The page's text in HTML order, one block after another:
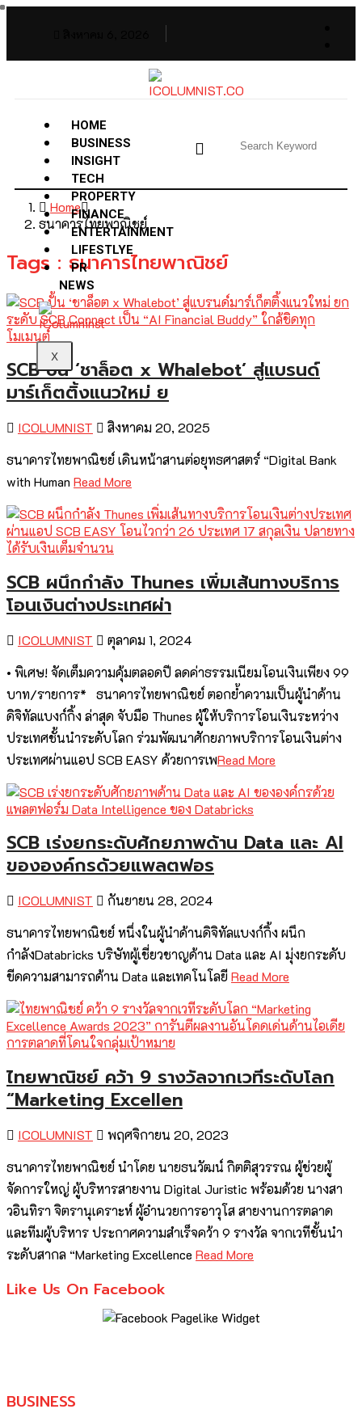
HOME
BUSINESS
INSIGHT
TECH
PROPERTY
FINANCE
ENTERTAINMENT
LIFESTLYE
PR
NEWS
X
Home
ธนาคารไทยพาณิชย์
Tags : ธนาคารไทยพาณิชย์
SCB ปั้น ‘ชาล็อต x Whalebot’ สู่แบรนด์
มาร์เก็ตติ้งแนวใหม่ ย
ICOLUMNIST
สิงหาคม 20, 2025
ธนาคารไทยพาณิชย์ เดินหน้าสานต่อยุทธศาสตร์ “Digital Bank
with Human Read More
SCB ผนึกกำลัง Thunes เพิ่มเส้นทางบริการ
โอนเงินต่างประเทศผ่า
ICOLUMNIST
ตุลาคม 1, 2024
• พิเศษ! จัดเต็มความคุ้มตลอดปี ลดค่าธรรมเนียมโอนเงินเพียง 99
บาท/รายการ* ธนาคารไทยพาณิชย์ ตอกย้ำความเป็นผู้นำด้าน
ดิจิทัลแบงก์กิ้ง ล่าสุด จับมือ Thunes ผู้ให้บริการโอนเงินระหว่าง
ประเทศชั้นนำระดับโลก ร่วมพัฒนาศักยภาพบริการโอนเงินต่าง
ประเทศผ่านแอป SCB EASY ด้วยการเพRead More
SCB เร่งยกระดับศักยภาพด้าน Data และ AI
ขององค์กรด้วยแพลตฟอร
ICOLUMNIST
กันยายน 28, 2024
ธนาคารไทยพาณิชย์ หนึ่งในผู้นำด้านดิจิทัลแบงก์กิ้ง ผนึก
กำลังDatabricks บริษัทผู้เชี่ยวชาญด้าน Data และ AI มุ่งยกระดับ
ขีดความสามารถด้าน Data และเทคโนโลยีRead More
ไทยพาณิชย์ คว้า 9 รางวัลจากเวทีระดับโลก
“Marketing Excellen
ICOLUMNIST
พฤศจิกายน 20, 2023
ธนาคารไทยพาณิชย์ นำโดย นายธนวัฒน์ กิตติสุวรรณ ผู้ช่วยผู้
จัดการใหญ่ ผู้บริหารสายงาน Digital Juristic พร้อมด้วย นางสา
วอินทิรา จิตรานุเคราะห์ ผู้อำนวยการอาวุโส สายงานการตลาด
และทีมผู้บริหาร ประกาศความสำเร็จคว้า 9 รางวัล จากเวทีชั้นนำ
ระดับสากล “Marketing Excellence Read More
Like Us On Facebook
BUSINESS